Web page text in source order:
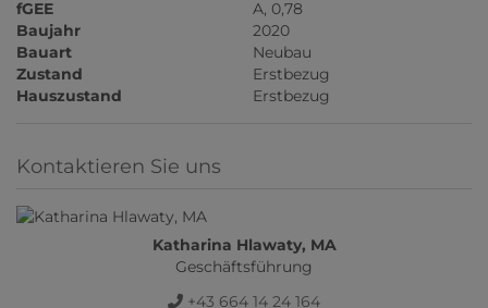
fGEE
A, 0,78
Baujahr
2020
Bauart
Neubau
Zustand
Erstbezug
Hauszustand
Erstbezug
Kontaktieren Sie uns
Katharina Hlawaty, MA
Geschäftsführung
+43 664 14 24 164